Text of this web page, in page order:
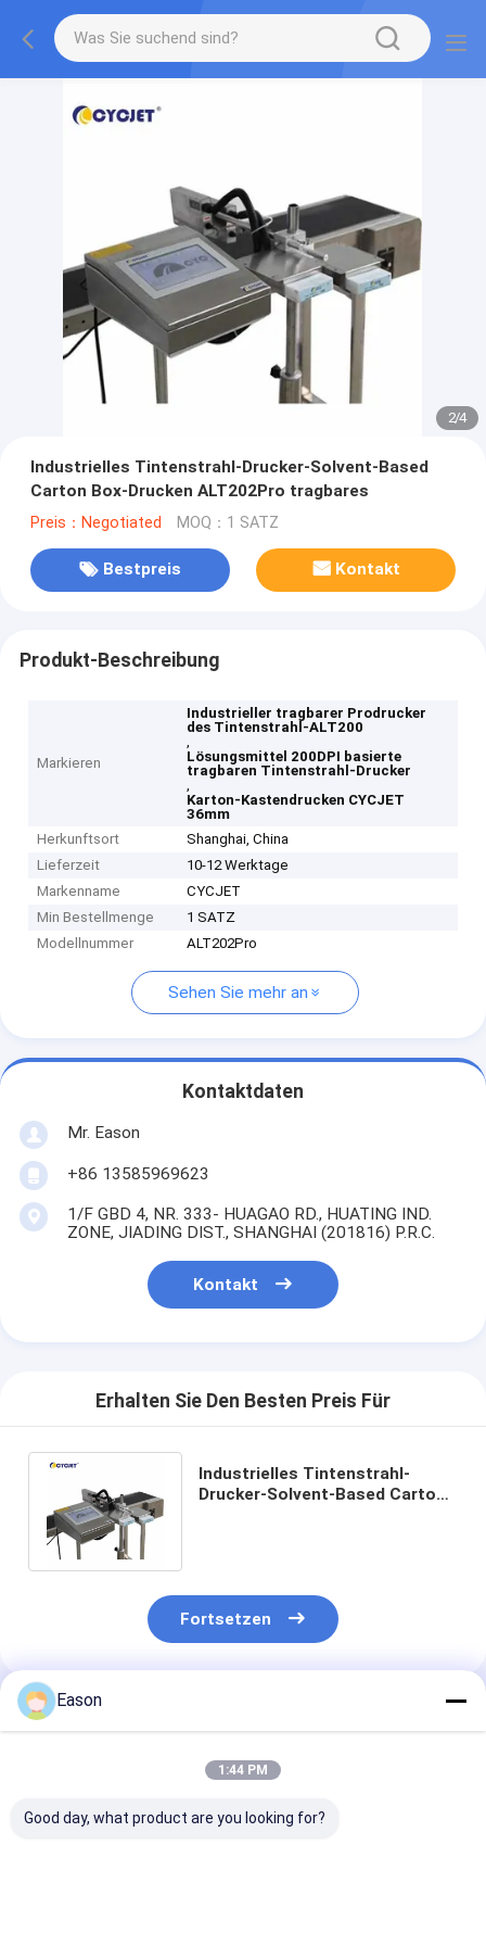
2/4
Industrielles Tintenstrahl-Drucker-Solvent-Based
Carton Box-Drucken ALT202Pro tragbares
Preis：Negotiated MOQ：1 SATZ
Bestpreis Kontakt
Produkt-Beschreibung
Markieren
Industrieller tragbarer Prodrucker
des Tintenstrahl-ALT200
,
Lösungsmittel 200DPI basierte
tragbaren Tintenstrahl-Drucker
,
Karton-Kastendrucken CYCJET
36mm
Herkunftsort
Shanghai, China
Lieferzeit
10-12 Werktage
Markenname
CYCJET
Min Bestellmenge
1 SATZ
Modellnummer
ALT202Pro
Sehen Sie mehr an
Kontaktdaten
Mr. Eason
+86 13585969623
1/F GBD 4, NR. 333- HUAGAO RD., HUATING IND.
ZONE, JIADING DIST., SHANGHAI (201816) P.R.C.
Kontakt
Erhalten Sie Den Besten Preis Für
Industrielles Tintenstrahl-
Drucker-Solvent-Based Carton
Fortsetzen
Empfohlene Produkte
Eason
1:44 PM
Good day, what product are you looking for?